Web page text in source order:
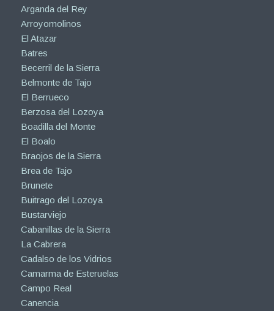
Arganda del Rey
Arroyomolinos
El Atazar
Batres
Becerril de la Sierra
Belmonte de Tajo
El Berrueco
Berzosa del Lozoya
Boadilla del Monte
El Boalo
Braojos de la Sierra
Brea de Tajo
Brunete
Buitrago del Lozoya
Bustarviejo
Cabanillas de la Sierra
La Cabrera
Cadalso de los Vidrios
Camarma de Esteruelas
Campo Real
Canencia